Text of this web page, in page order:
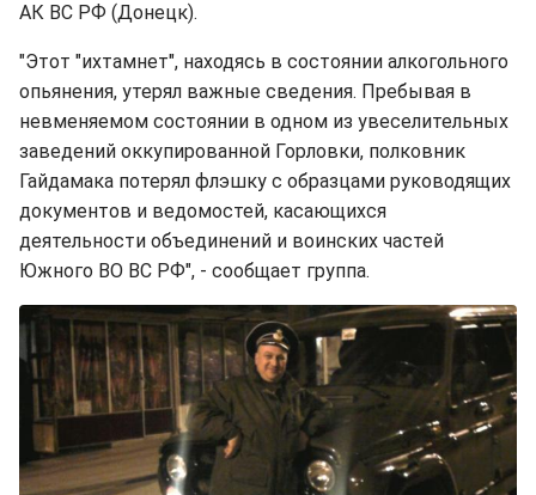
АК ВС РФ (Донецк).
"Этот "ихтамнет", находясь в состоянии алкогольного
опьянения, утерял важные сведения. Пребывая в
невменяемом состоянии в одном из увеселительных
заведений оккупированной Горловки, полковник
Гайдамака потерял флэшку с образцами руководящих
документов и ведомостей, касающихся
деятельности объединений и воинских частей
Южного ВО ВС РФ", - сообщает группа.